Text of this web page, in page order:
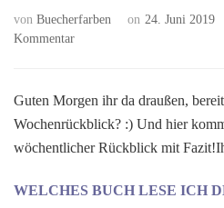
von Buecherfarben on 24. Juni 2019
Kommentarzu
Monday
#02
Guten Morgen ihr da draußen,
Wochenrückblick? :) Und hier
wöchentlicher Rückblick mit
WELCHES BUCH LESE ICH